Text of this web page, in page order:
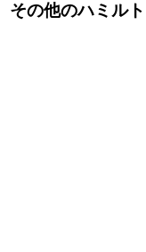
その他のハミル